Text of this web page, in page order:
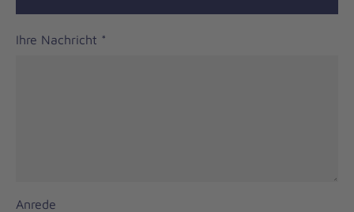
Ihre Nachricht *
Anrede